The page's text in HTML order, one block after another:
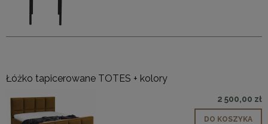
Łóżko tapicerowane TOTES + kolory
2 500,00 zł
DO KOSZYKA